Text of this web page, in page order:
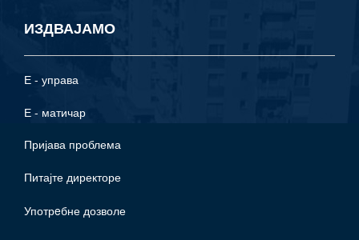
ИЗДВАЈАМО
Е - управа
Е - матичар
Пријава проблема
Питајте директоре
Употрeбне дозволе